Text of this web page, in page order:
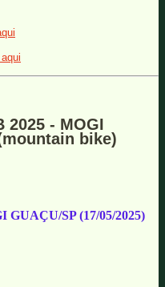
2025 - MOGI
bike)
SP (17/05/2025)